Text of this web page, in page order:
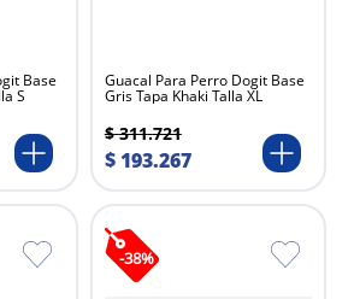
Base
S
Guacal Para Perro Dogit Base
Gris Tapa Khaki Talla XL
$ 311.721
$193.267
-38%